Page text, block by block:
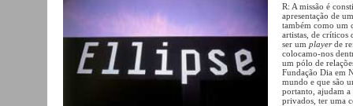
R: A missão é
apresentação de
também como um
artistas, de críticos
ser um playerde
colocamo-nos
um pólo de
Fundação Dia em
mundo e que são
portanto, ajudam a
privados, ter uma